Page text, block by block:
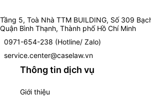
Tầng 5, Toà Nhà TTM BUILDING, Số 309
Quận Bình Thạnh, Thành phố Hồ Chí Minh
0971-654-238 (Hotline/ Zalo)
service.center@caselaw.vn
Thông tin dịch vụ
Giới thiệu